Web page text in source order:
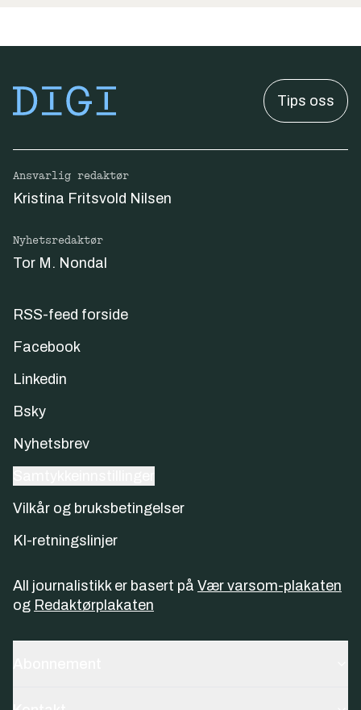
Tips oss
Ansvarlig redaktør
Kristina Fritsvold Nilsen
Nyhetsredaktør
Tor M. Nondal
RSS-feed forside
Facebook
Linkedin
Bsky
Nyhetsbrev
Vilkår og bruksbetingelser
KI-retningslinjer
All journalistikk er basert på Vær varsom-plakaten
og Redaktørplakaten